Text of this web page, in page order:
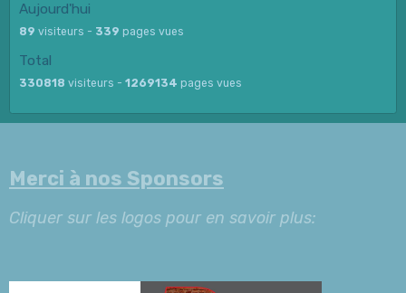
Aujourd'hui
89 visiteurs - 339 pages vues
Total
330818 visiteurs - 1269134 pages vues
Merci à nos Sponsors
Cliquer sur les logos pour en savoir plus: